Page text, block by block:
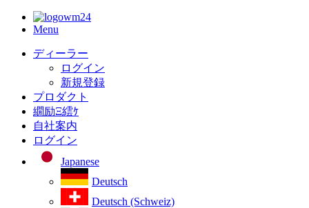
Menu
ディーラー
ログイン
新規登録
プロダクト
繝励Ξ繧ｹ
自社案内
ログイン
Japanese
Deutsch
Deutsch (Schweiz)